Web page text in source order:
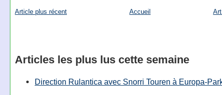
Article plus récent Accueil
Articles les plus lus cette semaine
Direction Rulantica avec Snorri Touren à Europa-